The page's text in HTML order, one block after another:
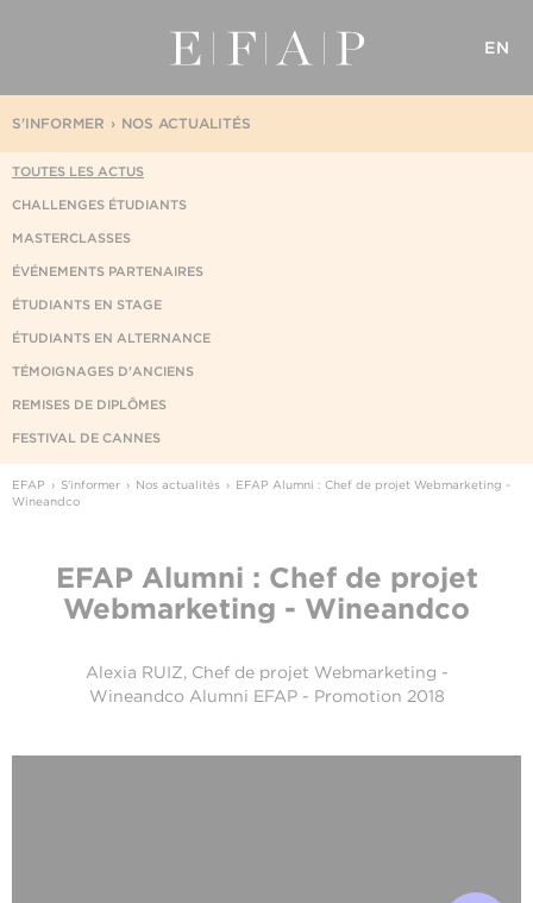
EN
NOS ACTUALITÉS
S'INFORMER
TOUTES LES ACTUS
CHALLENGES ÉTUDIANTS
MASTERCLASSES
ÉVÉNEMENTS PARTENAIRES
ÉTUDIANTS EN STAGE
ÉTUDIANTS EN ALTERNANCE
TÉMOIGNAGES D'ANCIENS
REMISES DE DIPLÔMES
FESTIVAL DE CANNES
EFAP S'informer Nos actualités
EFAP Alumni : Chef de projet Webmarketing -
Wineandco
EFAP Alumni : Chef de projet
Webmarketing - Wineandco
Alexia RUIZ, Chef de projet Webmarketing -
WineandcoAlumni EFAP - Promotion 2018